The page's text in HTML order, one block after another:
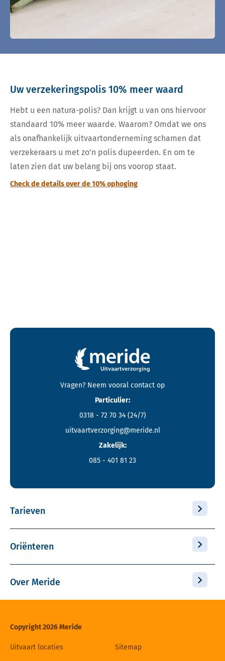
Uw verzekeringspolis 10% meer waard
Hebt u een natura-polis? Dan krijgt u van ons hiervoor
standaard 10% meer waarde. Waarom? Omdat we ons
als onafhankelijk uitvaartonderneming schamen dat
verzekeraars u met zo’n polis dupeerden. En om te
laten zien dat uw belang bij ons voorop staat.
Check de details over de 10% ophoging
Contactgegevens en footer menu van Meride
Vragen? Neem vooral contact op
Particulier:
0318 - 72 70 34 (24/7)
uitvaartverzorging@meride.nl
Zakelijk:
085 - 401 81 23
Tarieven
Oriënteren
Over Meride
Copyright 2026 Meride
Uitvaart locaties Sitemap